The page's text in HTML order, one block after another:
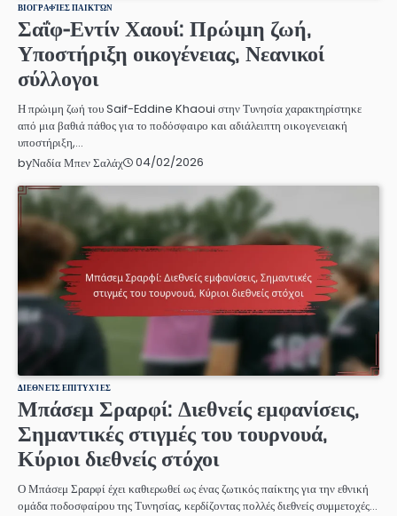
ΒΙΟΓΡΑΦΊΕΣ ΠΑΙΚΤΏΝ
Σαΐφ-Εντίν Χαουί: Πρώιμη ζωή,
Υποστήριξη οικογένειας, Νεανικοί
σύλλογοι
Η πρώιμη ζωή του Saif-Eddine Khaoui στην Τυνησία χαρακτηρίστηκε
από μια βαθιά πάθος για το ποδόσφαιρο και αδιάλειπτη οικογενειακή
υποστήριξη,…
byΝαδία Μπεν Σαλάχ 04/02/2026
ΔΙΕΘΝΕΊΣ ΕΠΙΤΥΧΊΕΣ
Μπάσεμ Σραρφί: Διεθνείς εμφανίσεις,
Σημαντικές στιγμές του τουρνουά,
Κύριοι διεθνείς στόχοι
Ο Μπάσεμ Σραρφί έχει καθιερωθεί ως ένας ζωτικός παίκτης για την εθνική
ομάδα ποδοσφαίρου της Τυνησίας, κερδίζοντας πολλές διεθνείς συμμετοχές…